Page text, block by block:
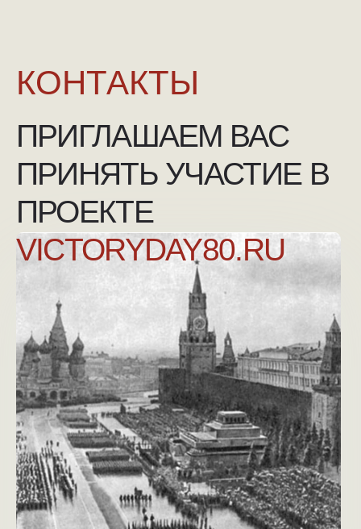
+7 (925) 007-33-07